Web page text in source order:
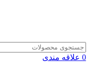
0 علاقه مندی